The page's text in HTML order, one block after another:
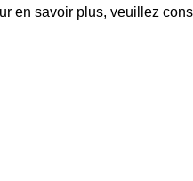
en savoir plus, veuillez